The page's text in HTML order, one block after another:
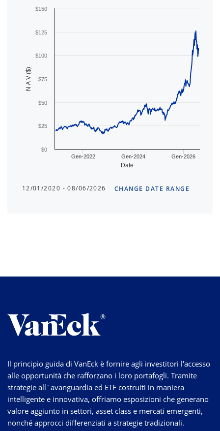
Date
N A V ($)
Gen-2022 Gen-2024 Gen-2026
$0
$25
$50
$75
$100
$125
$150
12/01/2020 - 08/06/2026 CHANGE DATE RANGE
Il principio guida di VanEck è fornire agli investitori l'accesso
alle opportunità che rafforzano i loro portafogli. Tramite
strategie all´avanguardia ed ETF costruiti in maniera
intelligente e innovativa, offriamo esposizioni che generano
valore aggiunto in settori, asset class e mercati emergenti,
nonché approcci differenziati a strategie tradizionali.